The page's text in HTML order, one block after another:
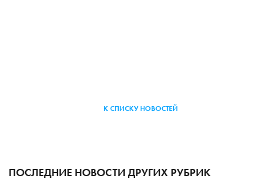
К СПИСКУ НОВОСТЕЙ
ПОСЛЕДНИЕ НОВОСТИ ДРУГИХ РУБРИК